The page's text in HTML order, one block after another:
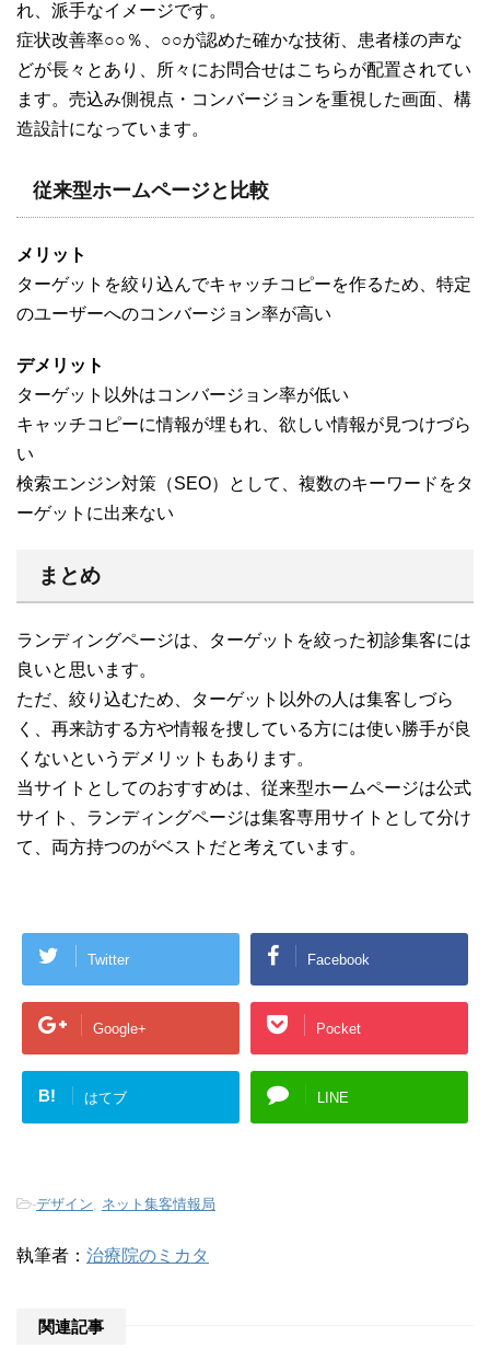
れ、派手なイメージです。
症状改善率○○％、○○が認めた確かな技術、患者様の声な
どが長々とあり、所々にお問合せはこちらが配置されてい
ます。売込み側視点・コンバージョンを重視した画面、構
造設計になっています。
従来型ホームページと比較
メリット
ターゲットを絞り込んでキャッチコピーを作るため、特定
のユーザーへのコンバージョン率が高い
デメリット
ターゲット以外はコンバージョン率が低い
キャッチコピーに情報が埋もれ、欲しい情報が見つけづら
い
検索エンジン対策（SEO）として、複数のキーワードをタ
ーゲットに出来ない
まとめ
ランディングページは、ターゲットを絞った初診集客には
良いと思います。
ただ、絞り込むため、ターゲット以外の人は集客しづら
く、再来訪する方や情報を捜している方には使い勝手が良
くないというデメリットもあります。
当サイトとしてのおすすめは、従来型ホームページは公式
サイト、ランディングページは集客専用サイトとして分け
て、両方持つのがベストだと考えています。
Twitter Facebook
Google+ Pocket
B! はてブ LINE
-デザイン, ネット集客情報局
執筆者： 治療院のミカタ
関連記事